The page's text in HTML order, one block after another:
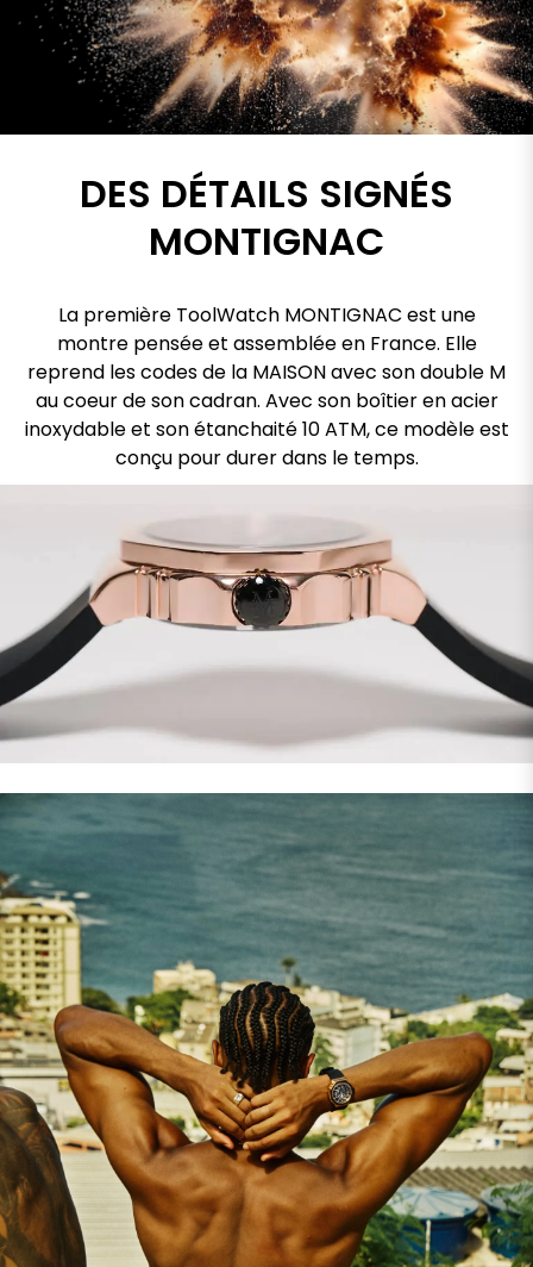
DES DÉTAILS SIGNÉS
MONTIGNAC
La première ToolWatch MONTIGNAC est une
montre pensée et assemblée en France. Elle
reprend les codes de la MAISON avec son double M
au coeur de son cadran. Avec son boîtier en acier
inoxydable et son étanchaité 10 ATM, ce modèle est
conçu pour durer dans le temps.